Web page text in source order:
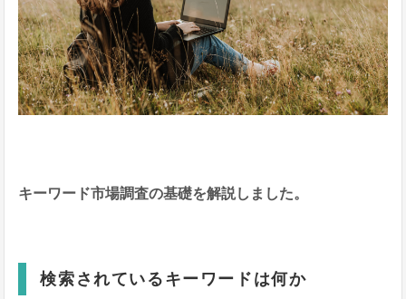
キーワード市場調査の基礎を解説しました。
検索されているキーワードは何か